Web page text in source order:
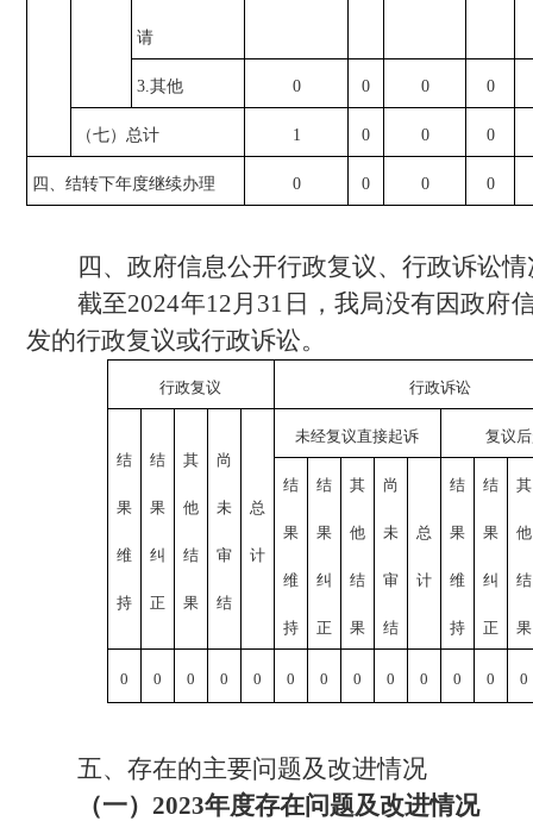
请
3.其他 0 0 0 0
（七）总计 1 0 0 0
四、结转下年度继续办理 0 0 0 0
四、政府信息公开行政复议、行政诉讼情
截至2024年12月31日，我局没有因政府
发的行政复议或行政诉讼。
行政复议 行政诉讼
结
果
维
持
结
果
纠
正
其
他
结
果
尚
未
审
结
总
计
未经复议直接起诉 复议
结
果
维
持
结
果
纠
正
其
他
结
果
尚
未
审
结
总
计
结
果
维
持
结
果
纠
正
其
他
结
果
0 0 0 0 0 0 0 0 0 0 0 0 0
五、存在的主要问题及改进情况
（一） 2023年度存在问题及改进情况